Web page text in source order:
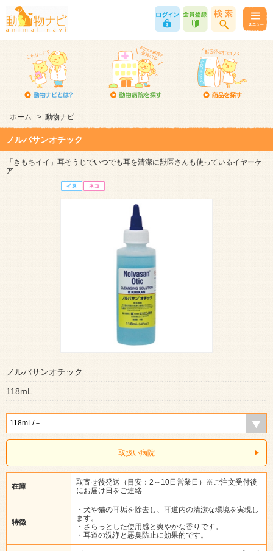
ホーム > 動物ナビ
ノルバサンオチック
「きもちイイ」耳そうじでいつでも耳を清潔に獣医さんも使っているイヤーケ
ア
ノルバサンオチック
118mL
取扱い病院
在庫
取寄せ後発送（目安：2～10日営業日）※ご注文受付後
にお届け日をご連絡
特徴
・犬や猫の耳垢を除去し、耳道内の清潔な環境を実現し
ます。
・さらっとした使用感と爽やかな香りです。
・耳道の洗浄と悪臭防止に効果的です。